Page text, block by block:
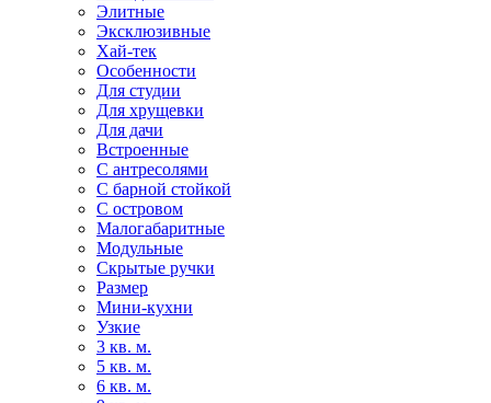
Элитные
Эксклюзивные
Хай-тек
Особенности
Для студии
Для хрущевки
Для дачи
Встроенные
С антресолями
С барной стойкой
С островом
Малогабаритные
Модульные
Скрытые ручки
Размер
Мини-кухни
Узкие
3 кв. м.
5 кв. м.
6 кв. м.